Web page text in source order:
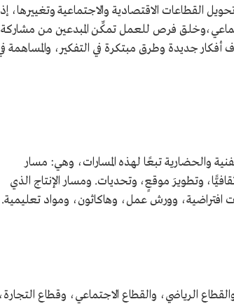
القطاعات الاقتصادية والاجتماعية وتغييرها، إذ
فرص للعمل تمكِّن المبدعين من مشاركة
جديدة وطرق مبتكرة في التفكير، والمساهمة
والحضارية تبعًا لهذه المسارات، وهي: مسار
وتطويرَ موقعٍ، وتحديات. ومسار الإنتاج الذي
وورش عمل، وهاكاثون، ومواد تعليمية.
الرياضي، والقطاع الاجتماعي، وقطاع التجارة،